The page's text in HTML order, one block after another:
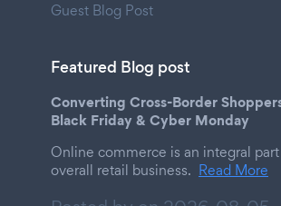
Guest Blog Post
Featured Blog post
Converting Cross-Border
Black Friday & Cyber Monday
Online commerce is an integral
overall retail business. Read More